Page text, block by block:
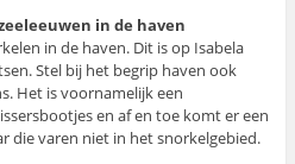
in de haven
in de haven. Dit is op Isabela
Stel bij het begrip haven ook
Het is voornamelijk een
en af en toe komt er een
die varen niet in het snorkelgebied.